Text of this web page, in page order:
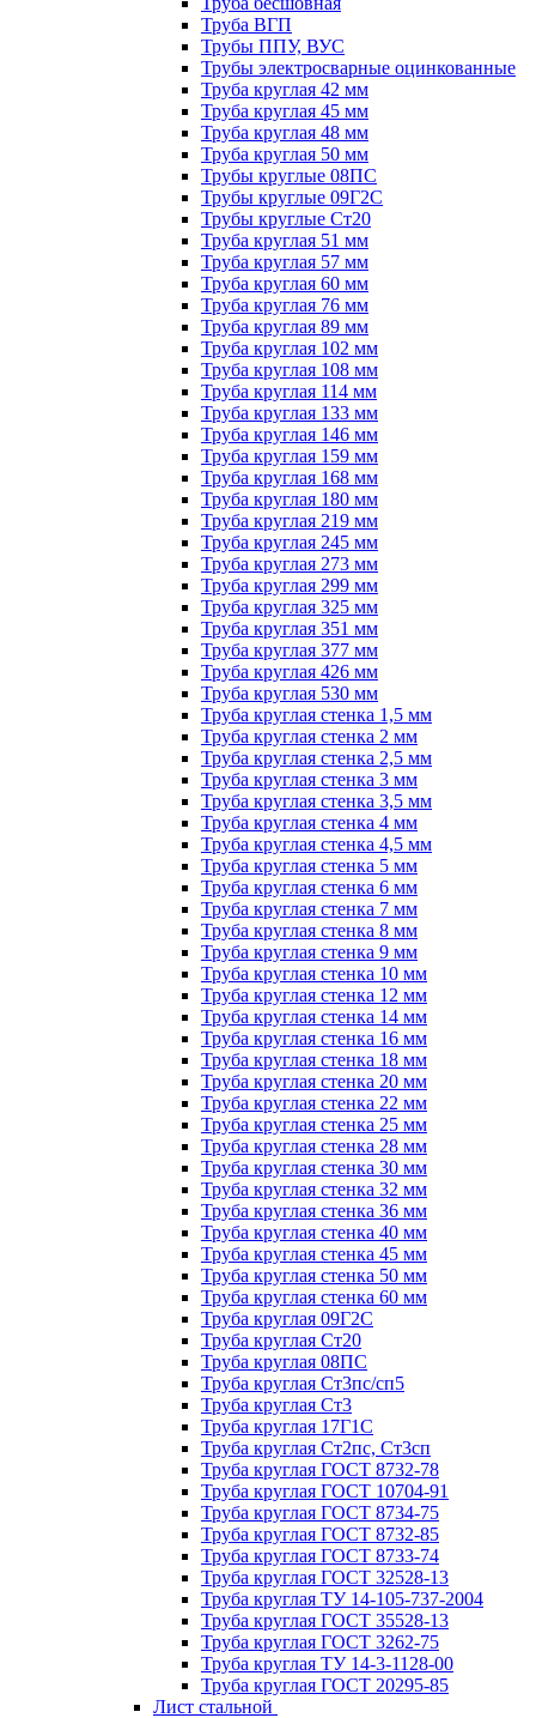
Труба ВГП
Трубы ППУ, ВУС
Трубы электросварные оцинкованные
Труба круглая 42 мм
Труба круглая 45 мм
Труба круглая 48 мм
Труба круглая 50 мм
Трубы круглые 08ПС
Трубы круглые 09Г2С
Трубы круглые Ст20
Труба круглая 51 мм
Труба круглая 57 мм
Труба круглая 60 мм
Труба круглая 76 мм
Труба круглая 89 мм
Труба круглая 102 мм
Труба круглая 108 мм
Труба круглая 114 мм
Труба круглая 133 мм
Труба круглая 146 мм
Труба круглая 159 мм
Труба круглая 168 мм
Труба круглая 180 мм
Труба круглая 219 мм
Труба круглая 245 мм
Труба круглая 273 мм
Труба круглая 299 мм
Труба круглая 325 мм
Труба круглая 351 мм
Труба круглая 377 мм
Труба круглая 426 мм
Труба круглая 530 мм
Труба круглая стенка 1,5 мм
Труба круглая стенка 2 мм
Труба круглая стенка 2,5 мм
Труба круглая стенка 3 мм
Труба круглая стенка 3,5 мм
Труба круглая стенка 4 мм
Труба круглая стенка 4,5 мм
Труба круглая стенка 5 мм
Труба круглая стенка 6 мм
Труба круглая стенка 7 мм
Труба круглая стенка 8 мм
Труба круглая стенка 9 мм
Труба круглая стенка 10 мм
Труба круглая стенка 12 мм
Труба круглая стенка 14 мм
Труба круглая стенка 16 мм
Труба круглая стенка 18 мм
Труба круглая стенка 20 мм
Труба круглая стенка 22 мм
Труба круглая стенка 25 мм
Труба круглая стенка 28 мм
Труба круглая стенка 30 мм
Труба круглая стенка 32 мм
Труба круглая стенка 36 мм
Труба круглая стенка 40 мм
Труба круглая стенка 45 мм
Труба круглая стенка 50 мм
Труба круглая стенка 60 мм
Труба круглая 09Г2С
Труба круглая Ст20
Труба круглая 08ПС
Труба круглая Ст3пс/сп5
Труба круглая Ст3
Труба круглая 17Г1С
Труба круглая Ст2пс, Ст3сп
Труба круглая ГОСТ 8732-78
Труба круглая ГОСТ 10704-91
Труба круглая ГОСТ 8734-75
Труба круглая ГОСТ 8732-85
Труба круглая ГОСТ 8733-74
Труба круглая ГОСТ 32528-13
Труба круглая ТУ 14-105-737-2004
Труба круглая ГОСТ 35528-13
Труба круглая ГОСТ 3262-75
Труба круглая ТУ 14-3-1128-00
Труба круглая ГОСТ 20295-85
Лист стальной